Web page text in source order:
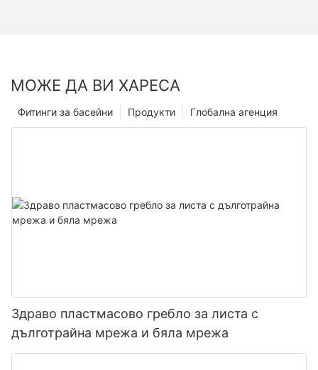
МОЖЕ ДА ВИ ХАРЕСА
Глобална агенция
Продукти
Фитинги за басейни
Здраво пластмасово гребло за листа с
дълготрайна мрежа и бяла мрежа